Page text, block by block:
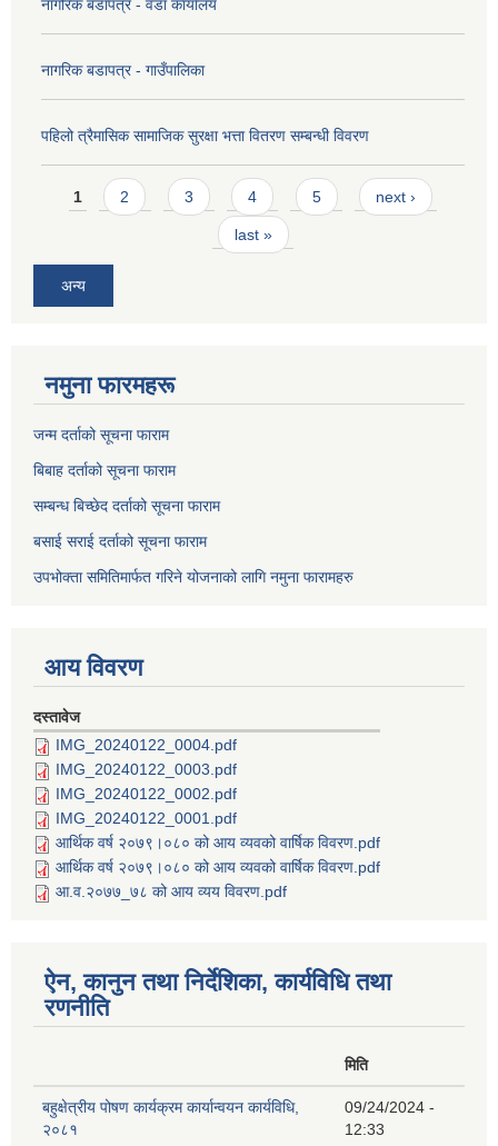
नागरिक बडापत्र - वडा कार्यालय
नागरिक बडापत्र - गाउँपालिका
पहिलो त्रैमासिक सामाजिक सुरक्षा भत्ता वितरण सम्बन्धी विवरण
Pages
1 2 3 4 5 next ›
last »
अन्य
नमुना फारमहरू
जन्म दर्ताको सूचना फाराम
बिबाह दर्ताको सूचना फाराम
सम्बन्ध बिच्छेद दर्ताको सूचना फाराम
बसाई सराई दर्ताको सूचना फाराम
उपभोक्ता समितिमार्फत गरिने योजनाको लागि नमुना फारामहरु
आय विवरण
दस्तावेज
IMG_20240122_0004.pdf
IMG_20240122_0003.pdf
IMG_20240122_0002.pdf
IMG_20240122_0001.pdf
आर्थिक वर्ष २०७९।०८० को आय व्यवको वार्षिक विवरण.pdf
आर्थिक वर्ष २०७९।०८० को आय व्यवको वार्षिक विवरण.pdf
आ.व.२०७७_७८ को आय व्यय विवरण.pdf
ऐन, कानुन तथा निर्देशिका, कार्यविधि तथा
रणनीति
मिति
बहुक्षेत्रीय पोषण कार्यक्रम कार्यान्वयन कार्यविधि,
२०८१
09/24/2024 -
12:33